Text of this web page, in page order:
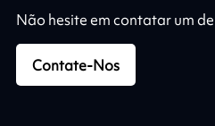
Não hesite em contatar um
Contate-Nos